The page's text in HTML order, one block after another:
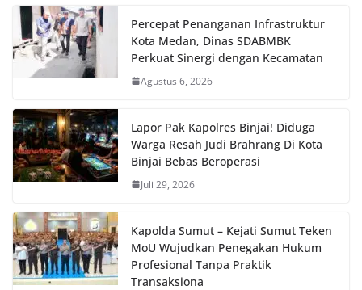
Percepat Penanganan Infrastruktur
Kota Medan, Dinas SDABMBK
Perkuat Sinergi dengan Kecamatan
Agustus 6, 2026
Lapor Pak Kapolres Binjai! Diduga
Warga Resah Judi Brahrang Di Kota
Binjai Bebas Beroperasi
Juli 29, 2026
Kapolda Sumut – Kejati Sumut Teken
MoU Wujudkan Penegakan Hukum
Profesional Tanpa Praktik
Transaksiona